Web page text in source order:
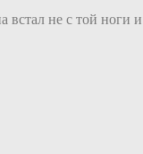
не с той ноги